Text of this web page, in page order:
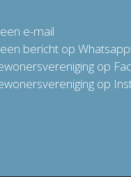
e-mail
bericht op Whatsapp!
op
op